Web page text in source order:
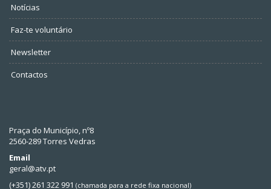
Notícias
Faz-te voluntário
Newsletter
Contactos
Praça do Município, nº8
2560-289 Torres Vedras
Email
geral@atv.pt
(+351) 261 322 991 (chamada para a rede fixa nacional)